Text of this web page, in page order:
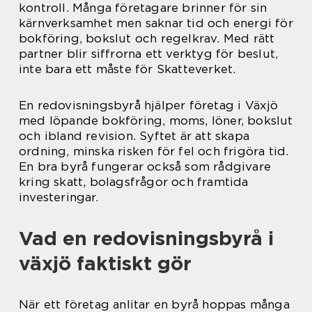
kontroll. Många företagare brinner för sin
kärnverksamhet men saknar tid och energi för
bokföring, bokslut och regelkrav. Med rätt
partner blir siffrorna ett verktyg för beslut,
inte bara ett måste för Skatteverket.
En redovisningsbyrå hjälper företag i Växjö
med löpande bokföring, moms, löner, bokslut
och ibland revision. Syftet är att skapa
ordning, minska risken för fel och frigöra tid.
En bra byrå fungerar också som rådgivare
kring skatt, bolagsfrågor och framtida
investeringar.
Vad en redovisningsbyrå i
växjö faktiskt gör
När ett företag anlitar en byrå hoppas många